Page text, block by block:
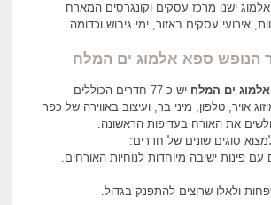
ישנו מרכז עסקים וקונגרסים המארח
אירועי עסקים באזור, ימי גיבוש וכדומה.
הנופש ספא אלמוג ים המלח
אלמוג ים המלח
יש כ-77 חדרים הכוללים
אויר, טלפון, מיני בר, ועיצוב באווירה של כפר
את האורח בעדיפות הראשונה.
סוגים שונים של חדרים:
עם פינות ישיבה מיוחדות לנוחיות האורחים.
ולאלו שרוצים להתפנק בגדול.